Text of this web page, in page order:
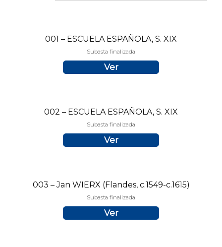
001 – ESCUELA ESPAÑOLA, S. XIX
Subasta finalizada
Ver
002 – ESCUELA ESPAÑOLA, S. XIX
Subasta finalizada
Ver
003 – Jan WIERX (Flandes, c.1549-c.1615)
Subasta finalizada
Ver